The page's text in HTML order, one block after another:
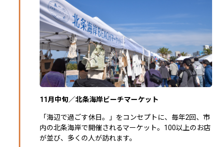
11月中旬／北条海岸ビーチマーケット
「海辺で過ごす休日。」をコンセプトに、毎年2回、市
内の北条海岸で開催されるマーケット。100以上のお店
が並び、多くの人が訪れます。